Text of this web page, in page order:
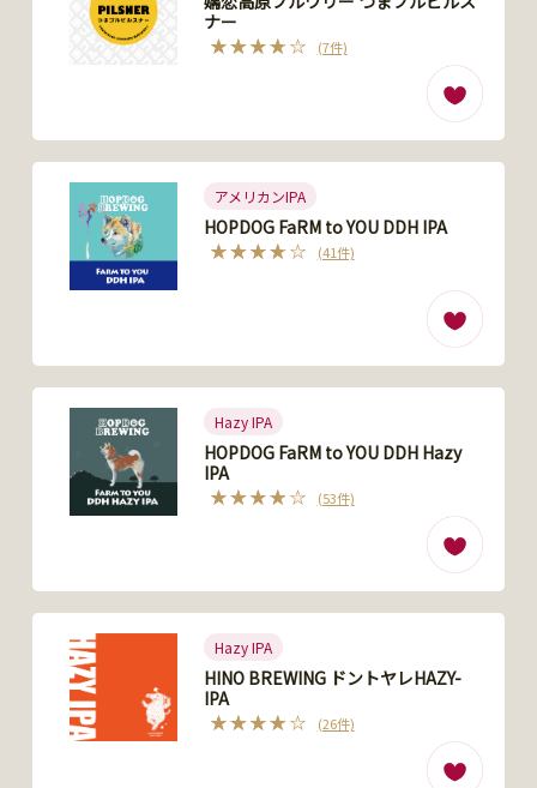
ナー
(7件)
アメリカンIPA
HOPDOG FaRM to YOU DDH IPA
(41件)
Hazy IPA
HOPDOG FaRM to YOU DDH Hazy
IPA
(53件)
Hazy IPA
HINO BREWING ドントヤレHAZY-
IPA
(26件)